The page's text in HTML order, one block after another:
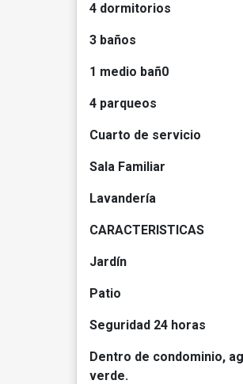
4 dormitorios
3 baños
1 medio bañ0
4 parqueos
Cuarto de servicio
Sala Familiar
Lavandería
CARACTERISTICAS
Jardín
Patio
Seguridad 24 horas
Dentro de condominio,
verde.